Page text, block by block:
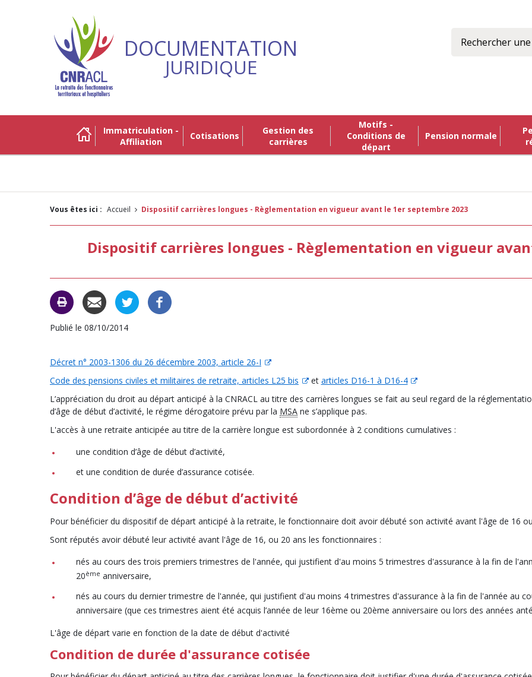
DOCUMENTATION
JURIDIQUE
Immatriculation -
Affiliation
Cotisations
Gestion des
carrières
Motifs -
Conditions de
départ
Pension normale
Pension de
Vous êtes ici : Accueil Dispositif carrières longues - Règlementation en vigueur avant le 1er septembre 2023
Dispositif carrières longues - Règlementation en vigueur
Publié le 08/10/2014
Décret n° 2003-1306 du 26 décembre 2003, article 26-I
Code des pensions civiles et militaires de retraite, articles L25 bis
et articles D16-1 à D16-4
L’appréciation du droit au départ anticipé à la CNRACL au titre des carrières longues se fait au seul regard de la
d’âge de début d’activité, le régime dérogatoire prévu par la MSA ne s’applique pas.
L'accès à une retraite anticipée au titre de la carrière longue est subordonnée à 2 conditions cumulatives :
une condition d’âge de début d’activité,
et une condition de durée d’assurance cotisée.
Condition d’âge de début d’activité
Pour bénéficier du dispositif de départ anticipé à la retraite, le fonctionnaire doit avoir débuté son activité avant l'âge de 16
Sont réputés avoir débuté leur activité avant l'âge de 16, ou 20 ans les fonctionnaires :
nés au cours des trois premiers trimestres de l'année, qui justifient d'au moins 5 trimestres d'assurance à la fin de
20ème anniversaire,
nés au cours du dernier trimestre de l'année, qui justifient d'au moins 4 trimestres d'assurance à la fin de l'année au
anniversaire (que ces trimestres aient été acquis l’année de leur 16ème ou 20ème anniversaire ou lors des années
L'âge de départ varie en fonction de la date de début d'activité
Condition de durée d'assurance cotisée